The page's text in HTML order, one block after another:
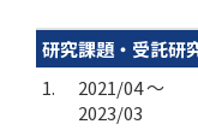
研究課題・受託研
1.
2021/04 ～
2023/03